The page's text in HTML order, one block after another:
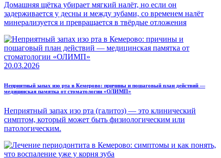
Домашняя щётка убирает мягкий налёт, но если он
задерживается у десны и между зубами, со временем налёт
минерализуется и превращается в твёрдые отложения
20.03.2026
Неприятный запах изо рта в Кемерово: причины и пошаговый план действий —
медицинская памятка от стоматологии «ОЛИМП»
Неприятный запах изо рта (галитоз) — это клинический
симптом, который может быть физиологическим или
патологическим.